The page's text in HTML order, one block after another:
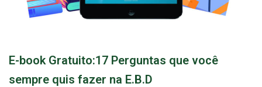
E-book Gratuito:17 Perguntas que você
sempre quis fazer na E.B.D